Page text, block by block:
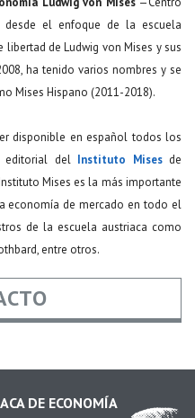
el enfoque de la escuela
de Ludwig von Mises y sus
ha tenido varios nombres y se
Mises Hispano (2011-2018).
disponible en español todos los
del Instituto Misesde
Mises es la más importante
economía de mercado en todo el
de la escuela austriaca como
entre otros.
DE ECONOMÍA